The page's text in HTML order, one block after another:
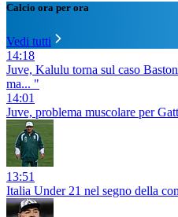
Calcio ora per ora
Vedi tutti
14:18
Juve, Kalulu torna sul caso
ma... "
14:01
Juve, problema muscolare per
13:51
Italia Under 21 nel segno della